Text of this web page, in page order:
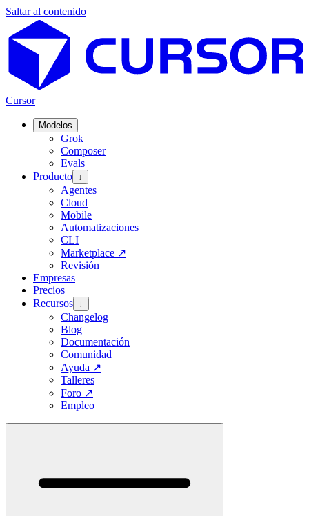
Saltar al contenido
Cursor
Modelos
Grok
Composer
Evals
Producto ↓
Agentes
Cloud
Mobile
Automatizaciones
CLI
Marketplace ↗
Revisión
Empresas
Precios
Recursos ↓
Changelog
Blog
Documentación
Comunidad
Ayuda ↗
Talleres
Foro ↗
Empleo